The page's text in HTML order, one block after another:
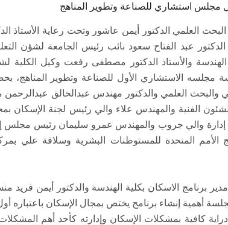
مجلس استشاري للصناعة وتطوير المناهج
العلمي الدكتور أيمن عاشور وتحت رعاية الأستاذ
عبد الفتاح سعود نائب رئيس الجامعة لشؤن
والأستاذ الدكتور مصطفى رفعت وكيل الكلية
مجلسه الاستشاري الأول للصناعة وتطوير المناهج،
والبحث العلمي والدكتور مهندس عبدالخالق
الفنية والمهندس علاء والي رئيس لجنة الإسكان
والي جروب والمهندس عمرو سليمان رئيس مجلس
المتحدة للمستوطنات البشرية وسلافة علي
برنامج الاسكان بكلية الهندسة والدكتور أيمن فريد
أهمية إنشاء برنامج يختص بمجال الإسكان باعتباره
كافية بمشكلات الإسكان وإدارته كأحد أهم المشكلات